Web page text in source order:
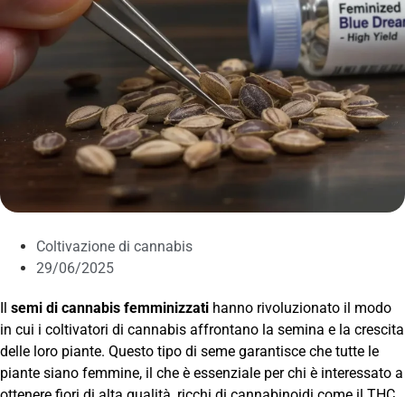
Coltivazione di cannabis
29/06/2025
Il semi di cannabis femminizzati hanno rivoluzionato il modo
in cui i coltivatori di cannabis affrontano la semina e la crescita
delle loro piante. Questo tipo di seme garantisce che tutte le
piante siano femmine, il che è essenziale per chi è interessato a